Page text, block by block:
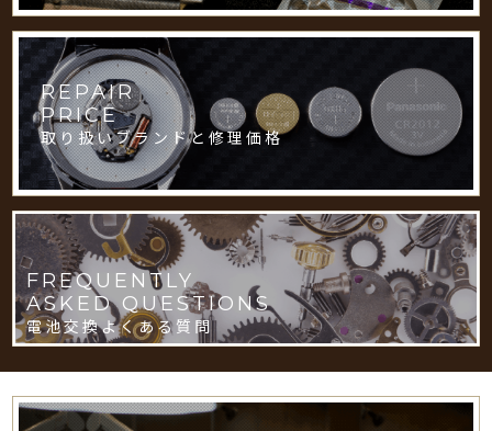
REPAIR
PRICE
取り扱いブランドと修理価格
FREQUENTLY
ASKED QUESTIONS
電池交換よくある質問